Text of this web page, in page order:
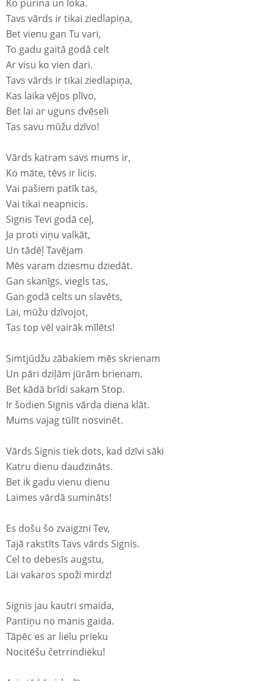
Ko purina un loka.
Tavs vārds ir tikai ziedlapiņa,
Bet vienu gan Tu vari,
To gadu gaitā godā celt
Ar visu ko vien dari.
Tavs vārds ir tikai ziedlapiņa,
Kas laika vējos plīvo,
Bet lai ar uguns dvēseli
Tas savu mūžu dzīvo!
Vārds katram savs mums ir,
Ko māte, tēvs ir licis.
Vai pašiem patīk tas,
Vai tikai neapnicis.
Signis Tevi godā ceļ,
Ja proti viņu valkāt,
Un tādēļ Tavējam
Mēs varam dziesmu dziedāt.
Gan skanīgs, viegls tas,
Gan godā celts un slavēts,
Lai, mūžu dzīvojot,
Tas top vēl vairāk mīlēts!
Simtjūdžu zābakiem mēs skrienam
Un pāri dziļām jūrām brienam.
Bet kādā brīdi sakam Stop.
Ir šodien Signis vārda diena klāt.
Mums vajag tūlīt nosvinēt.
Vārds Signis tiek dots, kad dzīvi sāki
Katru dienu daudzināts.
Bet ik gadu vienu dienu
Laimes vārdā sumināts!
Es došu šo zvaigzni Tev,
Tajā rakstīts Tavs vārds Signis.
Cel to debesīs augstu,
Lai vakaros spoži mirdz!
Signis jau kautri smaida,
Pantiņu no manis gaida.
Tāpēc es ar lielu prieku
Nocitēšu četrrindieku!